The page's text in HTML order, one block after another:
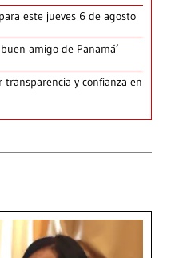
este jueves 6 de agosto
amigo de Panamá’
y confianza en